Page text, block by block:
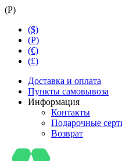
(Р)
($)
(Р)
(€)
(£)
Доставка и оплата
Пункты самовывоза
Информация
Контакты
Подарочные
Возврат